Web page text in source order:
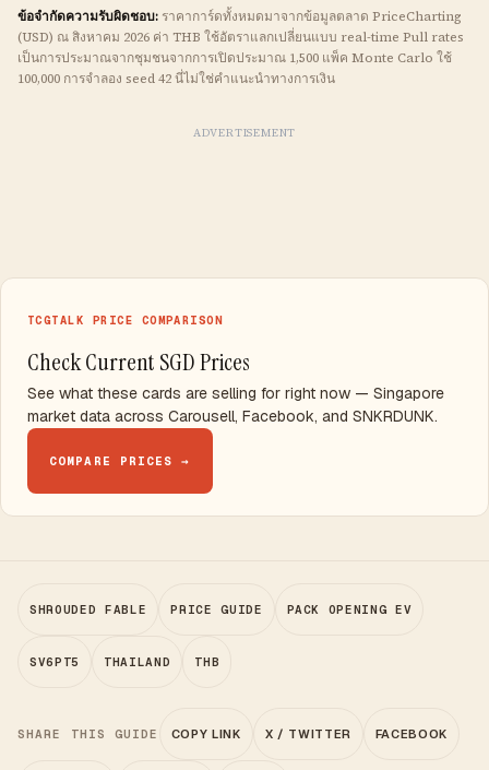
ข้อจำกัดความรับผิดชอบ: ราคาการ์ดทั้งหมดมาจากข้อมูลตลาด PriceCharting
(USD) ณ สิงหาคม 2026 ค่า THB ใช้อัตราแลกเปลี่ยนแบบ real-time Pull rates
เป็นการประมาณจากชุมชนจากการเปิดประมาณ 1,500 แพ็ค Monte Carlo ใช้
100,000 การจำลอง seed 42 นี่ไม่ใช่คำแนะนำทางการเงิน
ADVERTISEMENT
TCGTALK PRICE COMPARISON
Check Current SGD Prices
See what these cards are selling for right now — Singapore
market data across Carousell, Facebook, and SNKRDUNK.
COMPARE PRICES →
SHROUDED FABLE PRICE GUIDE PACK OPENING EV
SV6PT5 THAILAND THB
SHARE THIS GUIDE COPY LINK X / TWITTER FACEBOOK